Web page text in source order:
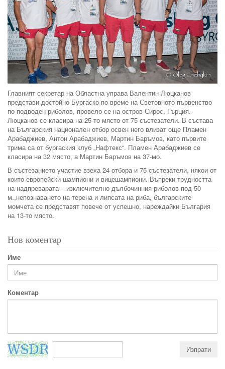
Главният секретар на Областна управа Валентин Люцканов
представи достойно Бургаско по време на Световното първенство
по подводен риболов, провело се на остров Сирос, Гърция.
Люцканов се класира на 25-то място от 75 състезатели. В състава
на Българския национален отбор освен него влизат още Пламен
Арабаджиев, Антон Арабаджиев, Мартин Баръмов, като първите
трима са от бургаския клуб „Нафтекс“. Пламен Арабаджиев се
класира на 32 място, а Мартин Баръмов на 37-мо.
В състезанието участие взеха 24 отбора и 75 състезатели, някои от
които европейски шампиони и вицешампиони. Въпреки трудността
на надпреварата – изключително дълбочинния риболов-под 50
м.,непознаването на терена и липсата на риба, българските
момчета се представят повече от успешно, нареждайки България
на 13-то място.
Нов коментар
Име
Коментар